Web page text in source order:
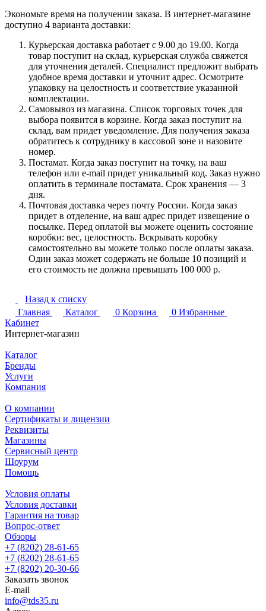
Экономьте время на получении заказа. В интернет-магазине
доступно 4 варианта доставки:
Курьерская доставка работает с 9.00 до 19.00. Когда
товар поступит на склад, курьерская служба свяжется
для уточнения деталей. Специалист предложит выбрать
удобное время доставки и уточнит адрес. Осмотрите
упаковку на целостность и соответствие указанной
комплектации.
Самовывоз из магазина. Список торговых точек для
выбора появится в корзине. Когда заказ поступит на
склад, вам придет уведомление. Для получения заказа
обратитесь к сотруднику в кассовой зоне и назовите
номер.
Постамат. Когда заказ поступит на точку, на ваш
телефон или e-mail придет уникальный код. Заказ нужно
оплатить в терминале постамата. Срок хранения — 3
дня.
Почтовая доставка через почту России. Когда заказ
придет в отделение, на ваш адрес придет извещение о
посылке. Перед оплатой вы можете оценить состояние
коробки: вес, целостность. Вскрывать коробку
самостоятельно вы можете только после оплаты заказа.
Один заказ может содержать не больше 10 позиций и
его стоимость не должна превышать 100 000 р.
Назад к списку
Главная
Каталог 0 Корзина 0 Избранные
Кабинет
Интернет-магазин
Каталог
Бренды
Услуги
Компания
О компании
Сертификаты и лицензии
Реквизиты
Магазины
Сервисный центр
Шоурум
Помощь
Условия оплаты
Условия доставки
Гарантия на товар
Вопрос-ответ
Обзоры
+7 (8202) 28‑61-65
+7 (8202) 28‑61-65
+7 (8202) 20‑30-66
Заказать звонок
E-mail
info@tds35.ru